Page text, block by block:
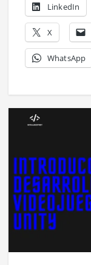
LinkedIn
X
WhatsApp